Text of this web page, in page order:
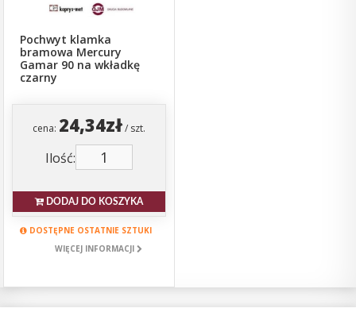
Pochwyt klamka
bramowa Mercury
Gamar 90 na wkładkę
czarny
cena: 24,34zł/ szt.
Ilość:
DODAJ DO KOSZYKA
DOSTĘPNE OSTATNIE SZTUKI
WIĘCEJ INFORMACJI